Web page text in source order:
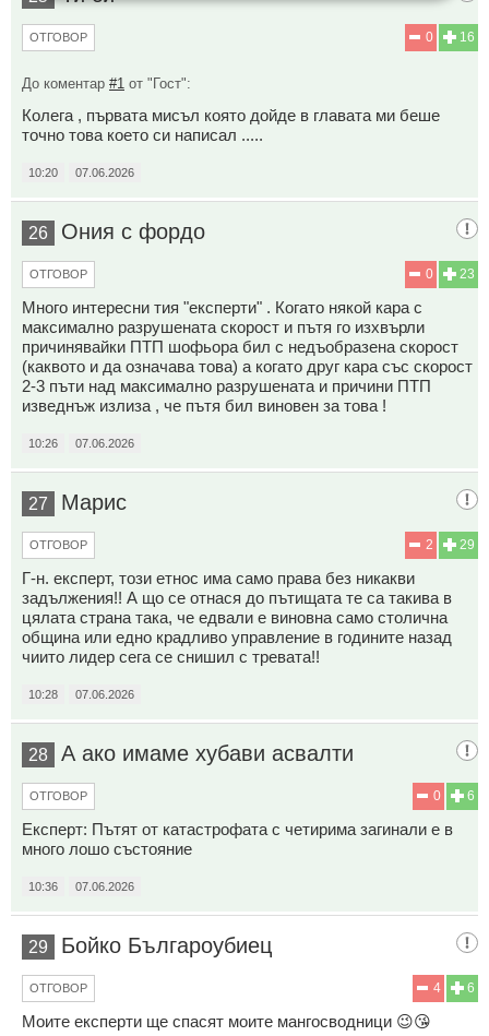
16
0
ОТГОВОР
До коментар #1 от "Гост":
Колега , първата мисъл която дойде в главата ми беше
точно това което си написал .....
10:20 07.06.2026
26 Ония с фордо
23
0
ОТГОВОР
Много интересни тия "експерти" . Когато някой кара с
максимално разрушената скорост и пътя го изхвърли
причинявайки ПТП шофьора бил с недъобразена скорост
(каквото и да означава това) а когато друг кара със скорост
2-3 пъти над максимално разрушената и причини ПТП
изведнъж излиза , че пътя бил виновен за това !
10:26 07.06.2026
27 Марис
29
2
ОТГОВОР
Г-н. експерт, този етнос има само права без никакви
задължения!! А що се отнася до пътищата те са такива в
цялата страна така, че едвали е виновна само столична
община или едно крадливо управление в годините назад
чиито лидер сега се снишил с тревата!!
10:28 07.06.2026
28 А ако имаме хубави асвалти
6
0
ОТГОВОР
Експерт: Пътят от катастрофата с четирима загинали е в
много лошо състояние
10:36 07.06.2026
29 Бойко Българоубиец
6
4
ОТГОВОР
Моите експерти ще спасят моите мангосводници 😉😘